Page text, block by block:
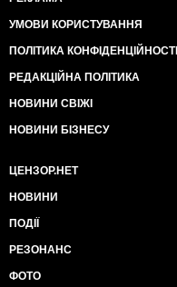
УМОВИ КОРИСТУВАННЯ
ПОЛІТИКА КОНФІДЕНЦІЙНОСТІ
РЕДАКЦІЙНА ПОЛІТИКА
НОВИНИ СВІЖІ
НОВИНИ БІЗНЕСУ
ЦЕНЗОР.НЕТ
НОВИНИ
ПОДІЇ
РЕЗОНАНС
ФОТО